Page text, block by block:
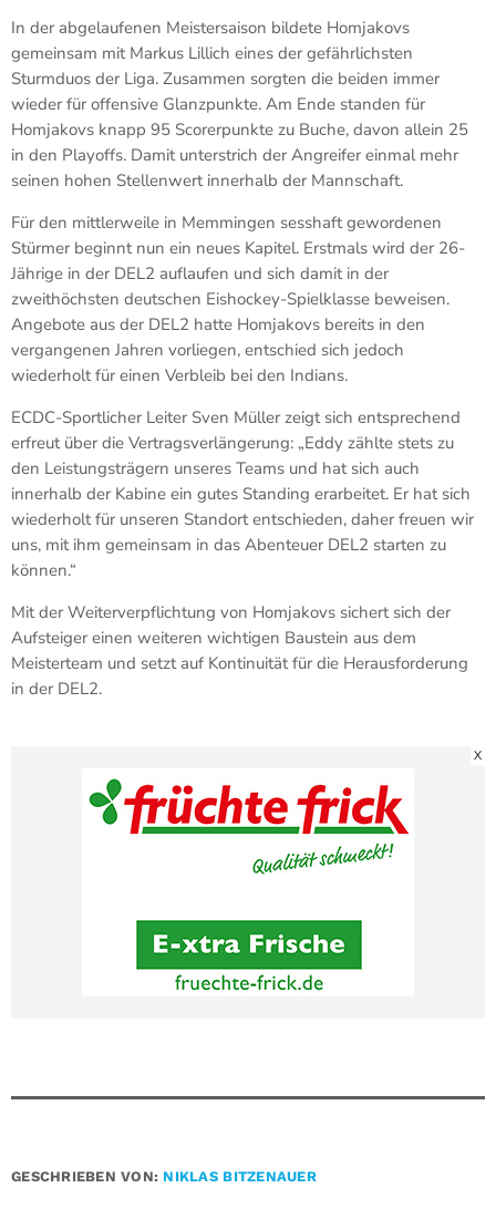
In der abgelaufenen Meistersaison bildete Homjakovs
gemeinsam mit Markus Lillich eines der gefährlichsten
Sturmduos der Liga. Zusammen sorgten die beiden immer
wieder für offensive Glanzpunkte. Am Ende standen für
Homjakovs knapp 95 Scorerpunkte zu Buche, davon allein 25
in den Playoffs. Damit unterstrich der Angreifer einmal mehr
seinen hohen Stellenwert innerhalb der Mannschaft.
Für den mittlerweile in Memmingen sesshaft gewordenen
Stürmer beginnt nun ein neues Kapitel. Erstmals wird der 26-
Jährige in der DEL2 auflaufen und sich damit in der
zweithöchsten deutschen Eishockey-Spielklasse beweisen.
Angebote aus der DEL2 hatte Homjakovs bereits in den
vergangenen Jahren vorliegen, entschied sich jedoch
wiederholt für einen Verbleib bei den Indians.
ECDC-Sportlicher Leiter Sven Müller zeigt sich entsprechend
erfreut über die Vertragsverlängerung: „Eddy zählte stets zu
den Leistungsträgern unseres Teams und hat sich auch
innerhalb der Kabine ein gutes Standing erarbeitet. Er hat sich
wiederholt für unseren Standort entschieden, daher freuen wir
uns, mit ihm gemeinsam in das Abenteuer DEL2 starten zu
können.“
Mit der Weiterverpflichtung von Homjakovs sichert sich der
Aufsteiger einen weiteren wichtigen Baustein aus dem
Meisterteam und setzt auf Kontinuität für die Herausforderung
in der DEL2.
X
GESCHRIEBEN VON: NIKLAS BITZENAUER